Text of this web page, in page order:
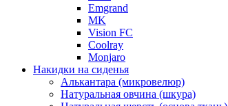
Emgrand
MK
Vision FC
Coolray
Monjaro
Накидки на сиденья
Алькантара (микровелюр)
Натуральная овчина (шкура)